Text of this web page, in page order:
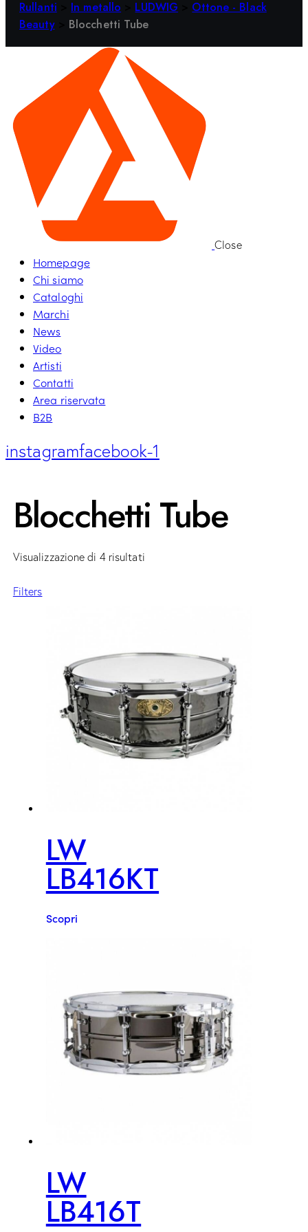
Rullanti In metallo LUDWIG
Ottone - Black
Beauty
Blocchetti Tube
Close
Homepage
Chi siamo
Cataloghi
Marchi
News
Video
Artisti
Contatti
Area riservata
B2B
instagramfacebook-1
Blocchetti Tube
Visualizzazione di 4 risultati
Filters
LW
LB416KT
Scopri
LW
LB416T